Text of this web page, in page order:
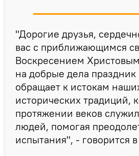
"Дорогие друзья,
вас с приближающимся
Воскресением
на добрые дела праздник
обращает к истокам
исторических традиций,
протяжении веков
людей, помогая
испытания", - говорится